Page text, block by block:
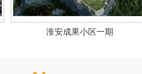
淮安成果小区一期